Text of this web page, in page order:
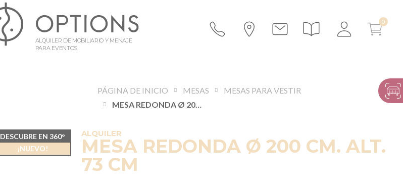
ALQUILER DE MOBILIARIO Y MENAJE
PARA EVENTOS
PÁGINA DE INICIO MESAS
MESAS PARA VESTIR
MESA REDONDA Ø 200 CM. ALT. 73 CM
ALQUILER
MESA REDONDA Ø 200 CM. ALT.
73 CM
DESCUBRE EN 360°
¡NUEVO!